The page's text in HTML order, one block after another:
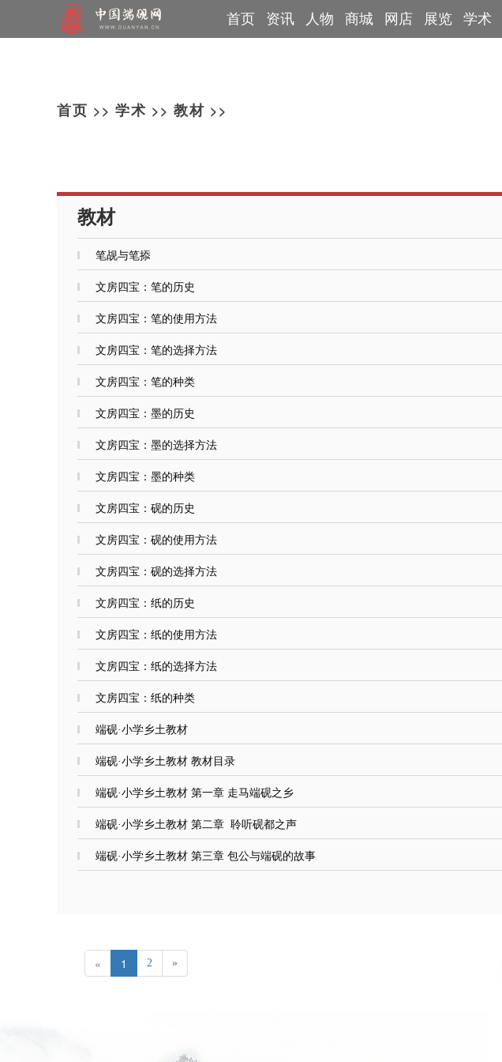
首页 资讯 人物 商城 网店 展览 学术
首页 >> 学术 >> 教材 >>
教材
笔觇与笔掭
文房四宝：笔的历史
文房四宝：笔的使用方法
文房四宝：笔的选择方法
文房四宝：笔的种类
文房四宝：墨的历史
文房四宝：墨的选择方法
文房四宝：墨的种类
文房四宝：砚的历史
文房四宝：砚的使用方法
文房四宝：砚的选择方法
文房四宝：纸的历史
文房四宝：纸的使用方法
文房四宝：纸的选择方法
文房四宝：纸的种类
端砚·小学乡土教材
端砚·小学乡土教材 教材目录
端砚·小学乡土教材 第一章 走马端砚之乡
端砚·小学乡土教材 第二章 聆听砚都之声
端砚·小学乡土教材 第三章 包公与端砚的故事
« 1 2 »